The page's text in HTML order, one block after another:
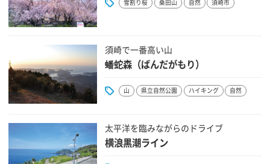
雪割り桜 桑田山 自然 須崎市
須崎で一番高い山
蟠蛇森（ばんだがもり）
山 県立自然公園 ハイキング 自然
太平洋を臨みながらのドライブ
横浪黒潮ライン